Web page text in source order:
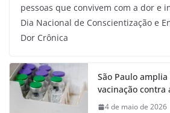
pessoas que convivem com a dor e
Dia Nacional de Conscientização e
Dor Crônica
São Paulo
vacinação contra
4 de maio de 2026